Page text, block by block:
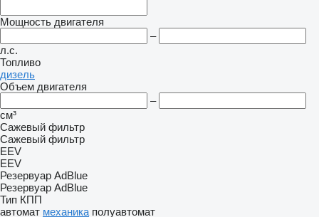
Мощность двигателя
–
л.с.
Топливо
дизель
Объем двигателя
–
см³
Сажевый фильтр
Сажевый фильтр
EEV
EEV
Резервуар AdBlue
Резервуар AdBlue
Тип КПП
автомат механика полуавтомат